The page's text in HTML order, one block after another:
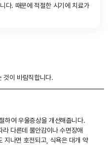
다. 때문에 적절한 시기에 치료가
것이 바람직합니다.
하여 우울증상을 개선해줍니다.
다른데 불안감이나 수면장애
지나면 호전되고, 식욕은 대개 약